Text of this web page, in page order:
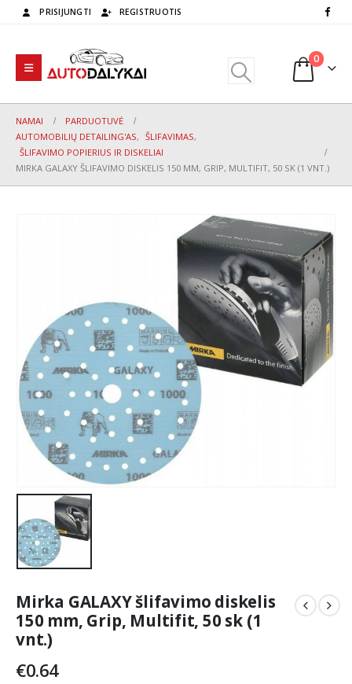
PRISIJUNGTI REGISTRUOTIS
0
NAMAI
PARDUOTUVĖ
AUTOMOBILIŲ DETAILING'AS, ŠLIFAVIMAS,
ŠLIFAVIMO POPIERIUS IR DISKELIAI
MIRKA GALAXY ŠLIFAVIMO DISKELIS 150 MM, GRIP, MULTIFIT, 50 SK (1 VNT.)
Mirka GALAXY šlifavimo diskelis
150 mm, Grip, Multifit, 50 sk (1
vnt.)
€0.64